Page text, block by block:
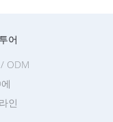
어
인
ODM